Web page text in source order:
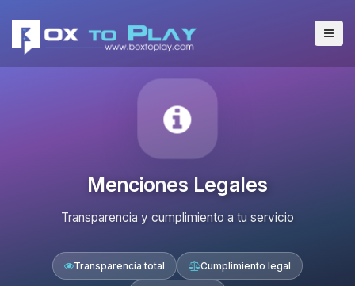
Menciones Legales
Transparencia y cumplimiento a tu servicio
Transparencia total Cumplimiento legal